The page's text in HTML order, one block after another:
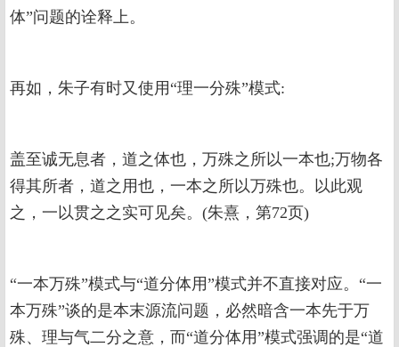
体”问题的诠释上。
再如，朱子有时又使用“理一分殊”模式:
盖至诚无息者，道之体也，万殊之所以一本也;万物各
得其所者，道之用也，一本之所以万殊也。以此观
之，一以贯之之实可见矣。(朱熹，第72页)
“一本万殊”模式与“道分体用”模式并不直接对应。“一
本万殊”谈的是本末源流问题，必然暗含一本先于万
殊、理与气二分之意，而“道分体用”模式强调的是“道